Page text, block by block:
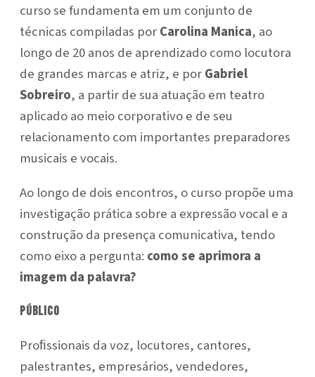
curso se fundamenta em um conjunto de
técnicas compiladas porCarolina Manica, ao
longo de 20 anos de aprendizado como locutora
de grandes marcas e atriz, e porGabriel
Sobreiro, a partir de sua atuação em teatro
aplicado ao meio corporativo e de seu
relacionamento com importantes preparadores
musicais e vocais.
Ao longo de dois encontros, o curso propõe uma
investigação prática sobre a expressão vocal e a
construção da presença comunicativa, tendo
como eixo a pergunta: como se aprimora a
imagem da palavra?
Público
Proﬁssionais da voz, locutores, cantores,
palestrantes, empresários, vendedores,